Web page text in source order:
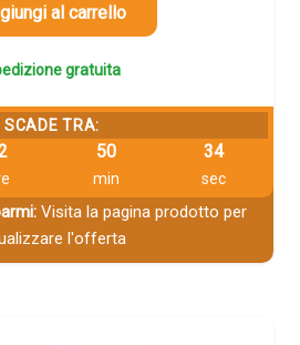
al carrello
gratuita
SCADE TRA:
50
min
33
sec
Visita la pagina prodotto per
l'offerta